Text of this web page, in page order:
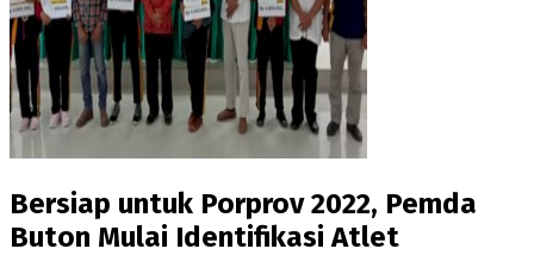
Bersiap untuk Porprov 2022, Pemda
Buton Mulai Identifikasi Atlet